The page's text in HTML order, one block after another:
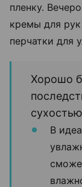
пленку.
кремы для
перчатки для
Хорошо
В